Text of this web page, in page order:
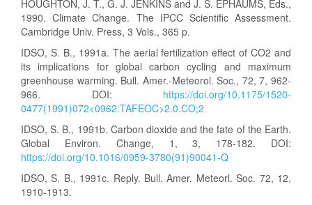
HOUGHTON, J. T., G. J. JENKINS and J. S. EPHAUMS, Eds.,
1990. Climate Change. The IPCC Scientific Assessment.
Cambridge Univ. Press, 3 Vols., 365 p.
IDSO, S. B., 1991a. The aerial fertilization effect of CO2 and
its implications for global carbon cycling and maximum
greenhouse warming. Bull. Amer.-Meteorol. Soc., 72, 7, 962-
966. DOI: https://doi.org/10.1175/1520-
0477(1991)072<0962:TAFEOC>2.0.CO;2
IDSO, S. B., 1991b. Carbon dioxide and the fate of the Earth.
Global Environ. Change, 1, 3, 178-182. DOI:
https://doi.org/10.1016/0959-3780(91)90041-Q
IDSO, S. B., 1991c. Reply. Bull. Amer. Meteorl. Soc. 72, 12,
1910-1913.